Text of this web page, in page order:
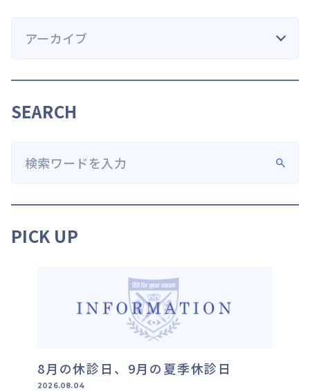
アーカイブ
SEARCH
PICK UP
8月の休診日、9月の夏季休診日
2026.08.04